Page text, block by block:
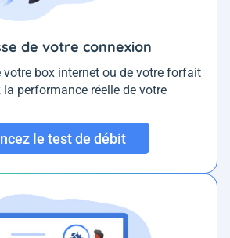
de votre connexion
votre box internet ou de votre forfait
performance réelle de votre
le test de débit